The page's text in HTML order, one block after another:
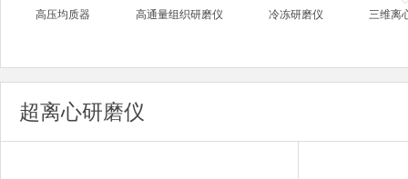
高压均质器 高通量组织研磨仪 冷冻研磨仪 三维离
超离心研磨仪